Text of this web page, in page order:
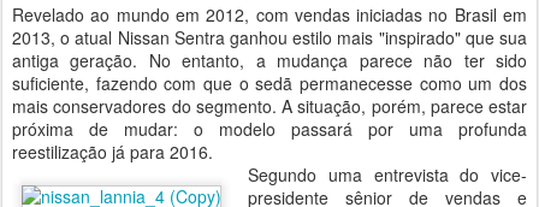
Revelado ao mundo em 2012, com vendas iniciadas no Brasil em
2013, o atual Nissan Sentra ganhou estilo mais "inspirado" que sua
antiga geração. No entanto, a mudança parece não ter sido
suficiente, fazendo com que o sedã permanecesse como um dos
mais conservadores do segmento. A situação, porém, parece estar
próxima de mudar: o modelo passará por uma profunda
reestilização já para 2016.
Segundo uma entrevista do vice-
presidente sênior de vendas e